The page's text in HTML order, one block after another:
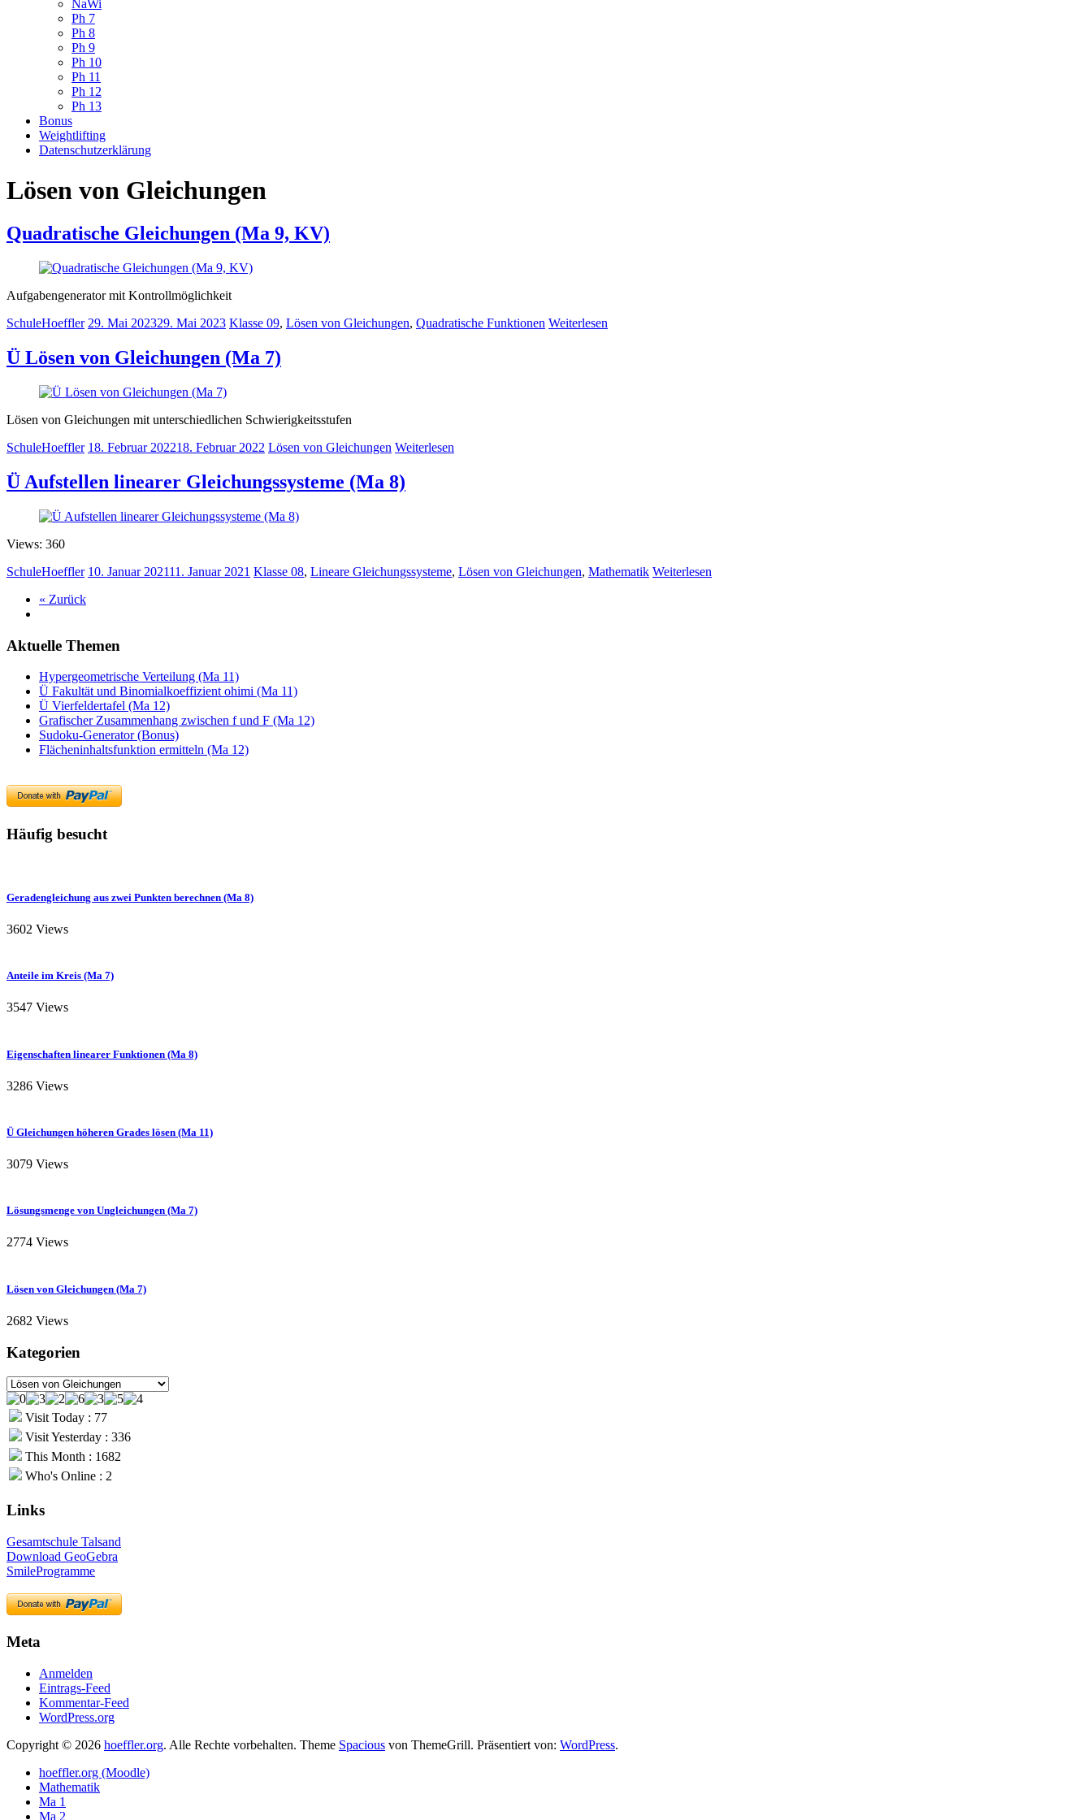
NaWi
Ph 7
Ph 8
Ph 9
Ph 10
Ph 11
Ph 12
Ph 13
Bonus
Weightlifting
Datenschutzerklärung
Lösen von Gleichungen
Quadratische Gleichungen (Ma 9, KV)
Aufgabengenerator mit Kontrollmöglichkeit
SchuleHoeffler 29. Mai 202329. Mai 2023 Klasse 09, Lösen von Gleichungen, Quadratische Funktionen Weiterlesen
Ü Lösen von Gleichungen (Ma 7)
Lösen von Gleichungen mit unterschiedlichen Schwierigkeitsstufen
SchuleHoeffler 18. Februar 202218. Februar 2022 Lösen von Gleichungen Weiterlesen
Ü Aufstellen linearer Gleichungssysteme (Ma 8)
Views: 360
SchuleHoeffler 10. Januar 202111. Januar 2021 Klasse 08, Lineare Gleichungssysteme, Lösen von Gleichungen, Mathematik Weiterlesen
« Zurück
Aktuelle Themen
Hypergeometrische Verteilung (Ma 11)
Ü Fakultät und Binomialkoeffizient ohimi (Ma 11)
Ü Vierfeldertafel (Ma 12)
Grafischer Zusammenhang zwischen f und F (Ma 12)
Sudoku-Generator (Bonus)
Flächeninhaltsfunktion ermitteln (Ma 12)
Häufig besucht
Geradengleichung aus zwei Punkten berechnen (Ma 8)
3602 Views
Anteile im Kreis (Ma 7)
3547 Views
Eigenschaften linearer Funktionen (Ma 8)
3286 Views
Ü Gleichungen höheren Grades lösen (Ma 11)
3079 Views
Lösungsmenge von Ungleichungen (Ma 7)
2774 Views
Lösen von Gleichungen (Ma 7)
2682 Views
Kategorien
Kategorien
Visit Today : 77
Visit Yesterday : 336
This Month : 1682
Who's Online : 2
Links
Gesamtschule Talsand
Download GeoGebra
SmileProgramme
Meta
Anmelden
Eintrags-Feed
Kommentar-Feed
WordPress.org
Copyright © 2026 hoeffler.org. Alle Rechte vorbehalten. Theme Spacious von ThemeGrill. Präsentiert von: WordPress.
hoeffler.org (Moodle)
Mathematik
Ma 1
Ma 2